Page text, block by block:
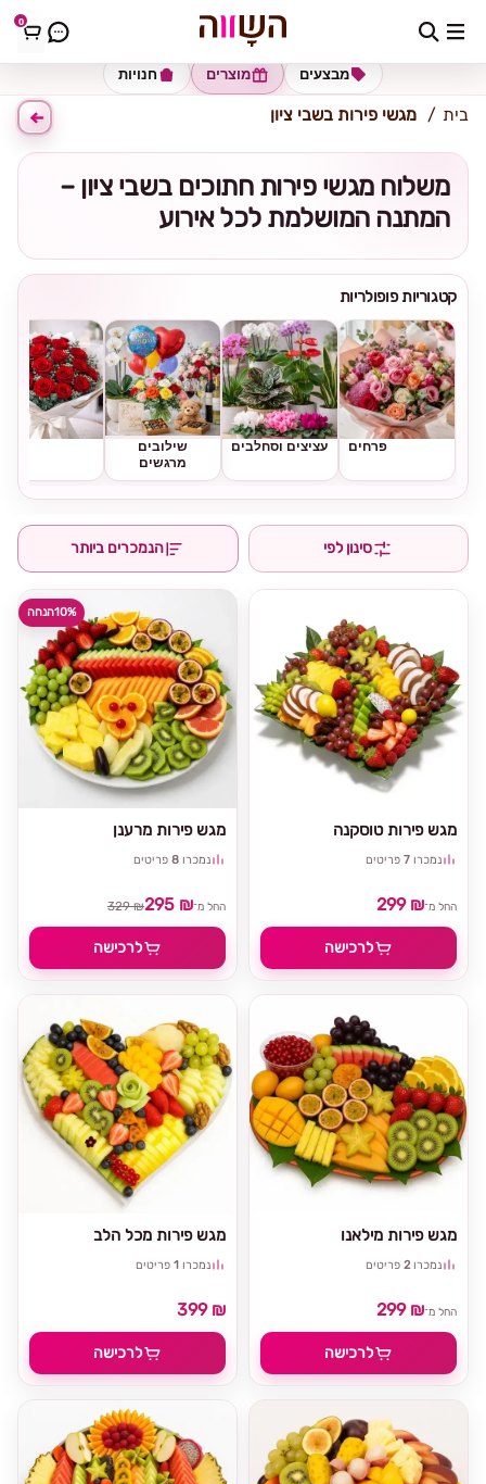
0 כתובת למשלוח הזינו כתובת
חנויות מוצרים מבצעים
בית מגשי פירות בשבי ציון
משלוח מגשי פירות חתוכים בשבי ציון –
המתנה המושלמת לכל אירוע
קטגוריות פופולריות
פרחים עציצים וסחלבים
שילובים
מרגשים
סינון לפי הנמכרים ביותר
10%הנחה
מגש פירות מרענן
נמכרו 8 פריטים
החל מ־295 ₪
329 ₪
לרכישה
מגש פירות טוסקנה
נמכרו 7 פריטים
החל מ־299 ₪
לרכישה
מגש פירות מכל הלב
נמכרו 1 פריטים
399 ₪
לרכישה
מגש פירות מילאנו
נמכרו 2 פריטים
החל מ־299 ₪
לרכישה